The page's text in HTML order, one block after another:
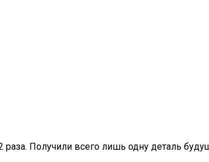
Получили всего лишь одну деталь